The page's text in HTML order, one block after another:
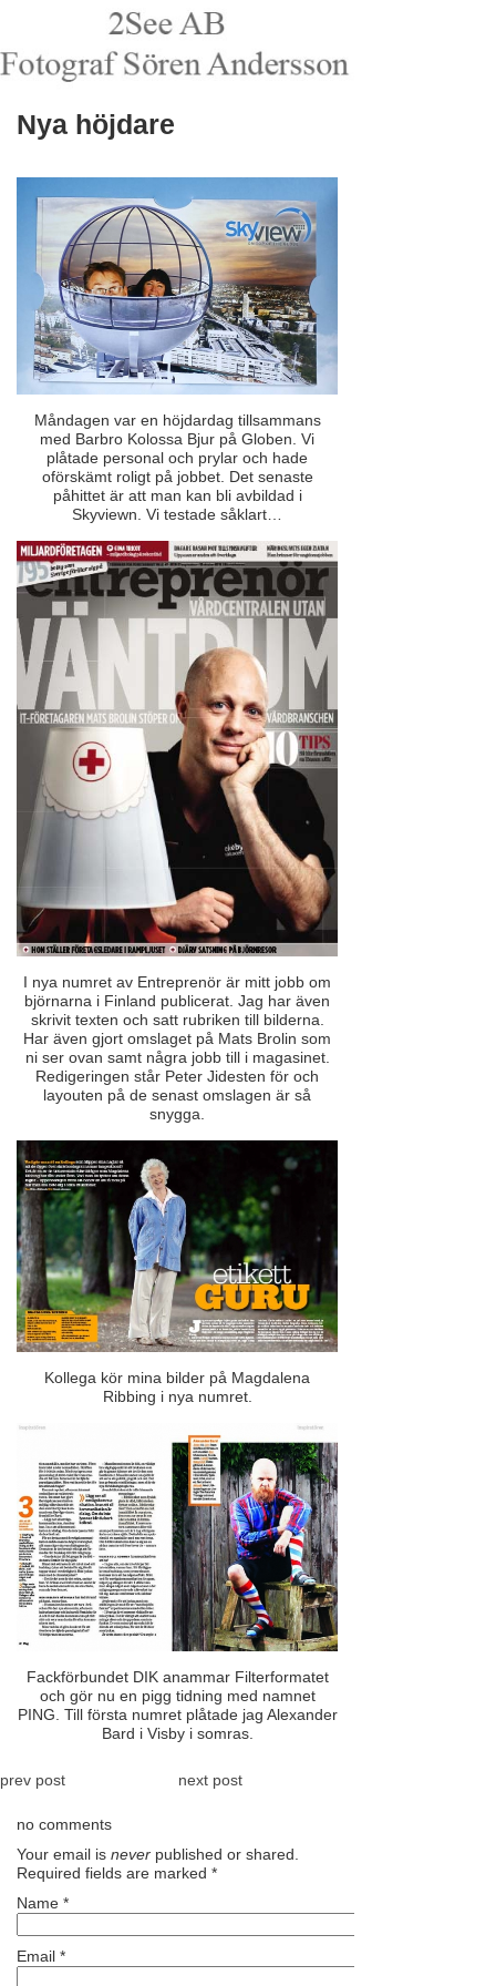
Nya höjdare
Måndagen var en höjdardag tillsammans
med Barbro Kolossa Bjur på Globen. Vi
plåtade personal och prylar och hade
oförskämt roligt på jobbet. Det senaste
påhittet är att man kan bli avbildad i
Skyviewn. Vi testade såklart…
I nya numret av Entreprenör är mitt jobb om
björnarna i Finland publicerat. Jag har även
skrivit texten och satt rubriken till bilderna.
Har även gjort omslaget på Mats Brolin som
ni ser ovan samt några jobb till i magasinet.
Redigeringen står Peter Jidesten för och
layouten på de senast omslagen är så
snygga.
Kollega kör mina bilder på Magdalena
Ribbing i nya numret.
Fackförbundet DIK anammar Filterformatet
och gör nu en pigg tidning med namnet
PING. Till första numret plåtade jag Alexander
Bard i Visby i somras.
prev post next post
no comments
Your email is never published or shared.
Required fields are marked *
Name *
Email *